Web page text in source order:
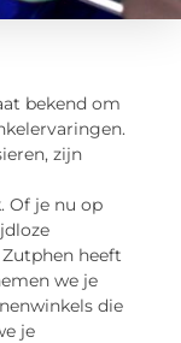
bekend om
zijn
Of je nu op
heeft
we je
die
je